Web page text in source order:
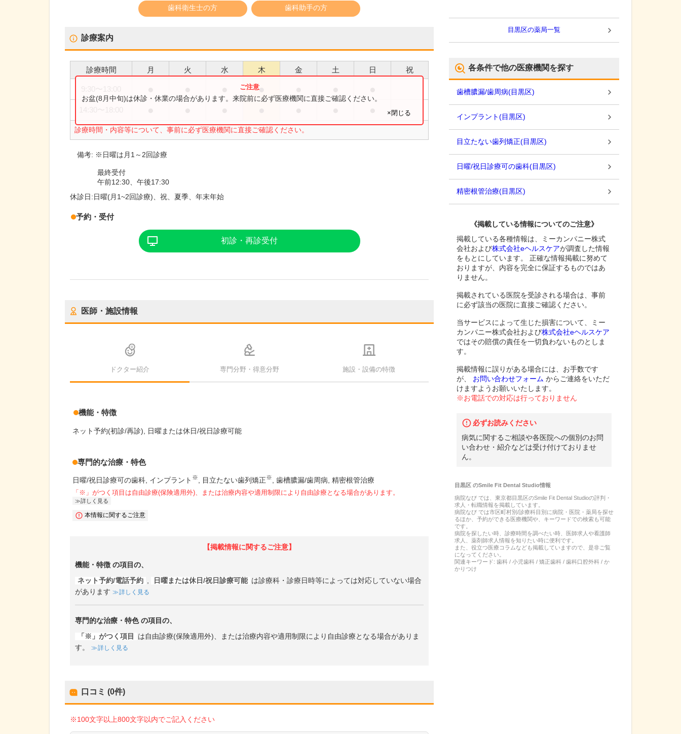
歯科衛生士の方 歯科助手の方
診療案内
診療時間 月 火 水 木 金 土 日 祝
●
診療時間・内容等について、事前に必ず医療機関に直接ご確認ください。
お盆(8月中旬)は休診・休業の場合があります。来院前に必ず医療機関に直接ご確認ください。
×閉じる
備考: ※日曜は月1～2回診療
最終受付
午前12:30、午後17:30
休診日:日曜(月1~2回診療)、祝、夏季、年末年始
予約・受付
初診・再診受付
医師・施設情報
ドクター紹介 専門分野・得意分野 施設・設備の特徴
機能・特徴
ネット予約(初診/再診) 日曜または休日/祝日診療可能
専門的な治療・特色
日曜/祝日診療可の歯科 インプラント ※ 目立たない歯列矯正※ 歯槽膿漏/歯周病 精密根管治療
「※」がつく項目は自由診療(保険適用外)、または治療内容や適用制限により自由診療となる場合があります。
詳しく見る
本情報に関するご注意
【掲載情報に関するご注意】
機能・特徴 の項目の、
ネット予約/電話予約 , 日曜または休日/祝日診療可能 は診療科・診療日時等によっては対応していない場合
があります
詳しく見る
専門的な治療・特色の項目の、
「※」がつく項目
は自由診療(保険適用外)、または治療内容や適用制限により自由診療となる場合がありま
す。
詳しく見る
口コミ (0件)
※100文字以上800文字以内でご記入ください
目黒区の薬局一覧
各条件で他の医療機関を探す
歯槽膿漏/歯周病(目黒区)
インプラント(目黒区)
目立たない歯列矯正(目黒区)
日曜/祝日診療可の歯科(目黒区)
精密根管治療(目黒区)
《掲載している情報についてのご注意》
掲載している各種情報は、ミーカンパニー株式
会社および株式会社eヘルスケアが調査した情報
をもとにしています。 正確な情報掲載に努めて
おりますが、内容を完全に保証するものではあ
りません。
掲載されている医院を受診される場合は、事前
に必ず該当の医院に直接ご確認ください。
当サービスによって生じた損害について、ミー
カンパニー株式会社および株式会社eヘルスケア
ではその賠償の責任を一切負わないものとしま
す。
掲載情報に誤りがある場合には、お手数です
が、
お問い合わせフォーム からご連絡をいただ
けますようお願いいたします。
※お電話での対応は行っておりません
必ずお読みください
病気に関するご相談や各医院への個別のお問
い合わせ・紹介などは受け付けておりませ
ん。
目黒区のSmile Fit Dental Studio情報
病院なび では、 東京都目黒区のSmile Fit Dental Studioの評判・
求人・転職情報を掲載しています。
病院なび では市区町村別/診療科目別に病院・医院・薬局を探せ
るほか、予約ができる医療機関や、キーワードでの検索も可能
です。
病院を探したい時、診療時間を調べたい時、医師求人や看護師
求人、薬剤師求人情報を知りたい時に便利です。
また、役立つ医療コラムなども掲載していますので、是非ご覧
になってください。
関連キーワード: 歯科 / 小児歯科 / 矯正歯科 / 歯科口腔外科 / か
かりつけ